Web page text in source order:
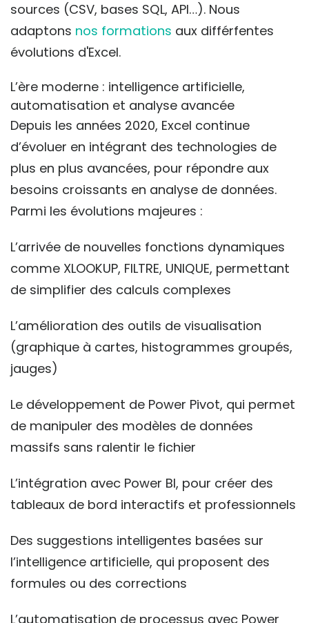
sources (CSV, bases SQL, API…). Nous
adaptons nos formations aux différfentes
évolutions d'Excel.
L’ère moderne : intelligence artificielle,
automatisation et analyse avancée
Depuis les années 2020, Excel continue
d’évoluer en intégrant des technologies de
plus en plus avancées, pour répondre aux
besoins croissants en analyse de données.
Parmi les évolutions majeures :
L’arrivée de nouvelles fonctions dynamiques
comme XLOOKUP, FILTRE, UNIQUE, permettant
de simplifier des calculs complexes
L’amélioration des outils de visualisation
(graphique à cartes, histogrammes groupés,
jauges)
Le développement de Power Pivot, qui permet
de manipuler des modèles de données
massifs sans ralentir le fichier
L’intégration avec Power BI, pour créer des
tableaux de bord interactifs et professionnels
Des suggestions intelligentes basées sur
l’intelligence artificielle, qui proposent des
formules ou des corrections
L’automatisation de processus avec Power